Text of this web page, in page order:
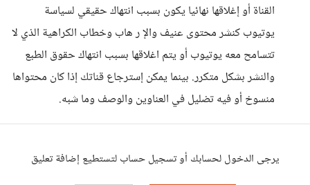
القناة أو إغلاقها نهائيا يكون بسبب انتهاك حقيقي لسياسة
يوتيوب كنشر محتوى عنيف والإ ر هاب وخطاب الكراهية الذي لا
تتسامح معه يوتيوب أو يتم اغلاقها بسبب انتهاك حقوق الطبع
والنشر بشكل متكرر. بينما يمكن إسترجاع قناتك إذا كان محتواها
منسوخ أو فيه تضليل في العناوين والوصف وما شبه.
يرجى الدخول لحسابك أو تسجيل حساب لتستطيع إضافة تعليق